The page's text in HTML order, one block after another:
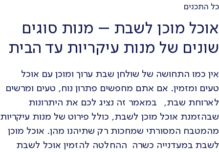
כל התכנים
אוכל מוכן לשבת – מנות סוגים
שונים של מנות עיקריות עד הבית
אין כמו התחושה של שולחן שבת ערוך ומוכן עם אוכל
טעים ומזמין. אם אתם מחפשים פתרון נוח, טעים ומרשים
לארוחת שבת, במאמר זה נציג לכם את היתרונות
שבהזמנת אוכל מוכן לשבת, כולל פירוט של מנות עיקריות
מהמטבח המסורתי שמחכות רק שתיהנו מהן. אוכל מוכן
לשבת במעדנייה כשרה ההחלטה להזמין אוכל לשבת